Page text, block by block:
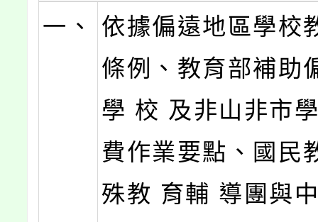
一、
依據偏遠地區學校
條例、教育部補助
學 校 及非山非市
費作業要點、國民
殊教 育輔 導團與